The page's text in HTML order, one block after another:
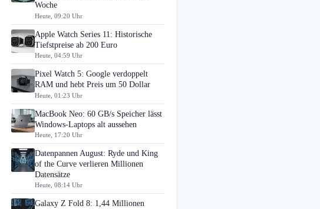
Woche
Heute, 09:20 Uhr
Apple Watch Series 11: Historische
Tiefstpreise ab 200 Euro
Heute, 04:59 Uhr
Pixel Watch 5: Google verdoppelt
RAM und hebt Preis um 50 Dollar
Heute, 01:23 Uhr
MacBook Neo: 60 GB/s Speicher lässt
Windows-Laptops alt aussehen
Heute, 17:20 Uhr
Datenpannen August: Ryde und King
of the Curve verlieren Millionen
Datensätze
Heute, 08:14 Uhr
Galaxy Z Fold 8: 1,44 Millionen